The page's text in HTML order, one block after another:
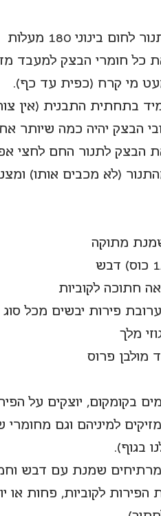
בינוני 180 מעלות
כל חומרי הבצק למעבד
מי קרח (כפית עד כף).
בתחתית התבנית (אין
הבצק יהיה כמה שיותר
לתנור החם לחצי אפייה (10-12
(לא מכבים אותו)
למיניהם וגם
בגוף).
מרתיחים שמנת עם דבש
הפירות לקוביות, פחות או